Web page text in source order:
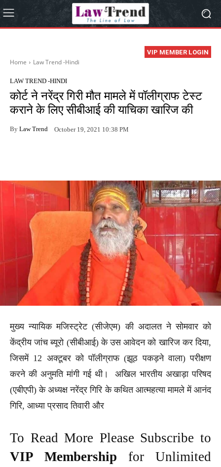
VIP MEMBER LOGIN
Home Law Trend -Hindi
LAW TREND -HINDI
कोर्ट ने नरेंद्र गिरी मौत मामले में पॉलीग्राफ टेस्ट
कराने के लिए सीबीआई की याचिका खारिज की
By Law Trend October 19, 2021 10:38 PM
मुख्य न्यायिक मजिस्ट्रेट (सीजेएम) की अदालत ने सोमवार को
केंद्रीय जांच ब्यूरो (सीबीआई) के उस आवेदन को खारिज कर दिया,
जिसमें 12 अक्टूबर को पॉलीग्राफ (झूठ पकड़ने वाला) परीक्षण
करने की अनुमति मांगी गई थी। अखिल भारतीय अखाड़ा परिषद
(एबीएपी) के अध्यक्ष नरेंद्र गिरि के कथित आत्महत्या मामले में आनंद
गिरि, आध्या प्रसाद तिवारी और
To Read More Please Subscribe to
VIP Membership for Unlimited